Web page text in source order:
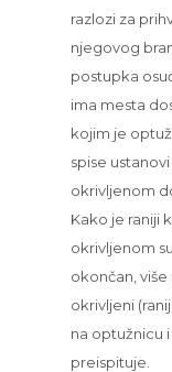
razlozi za
njegovog
postupka
ima mesta
kojim je
spise
okrivljenom
Kako je raniji
okrivljenom
okončan,
okrivljeni
na optužnicu
preispituje.